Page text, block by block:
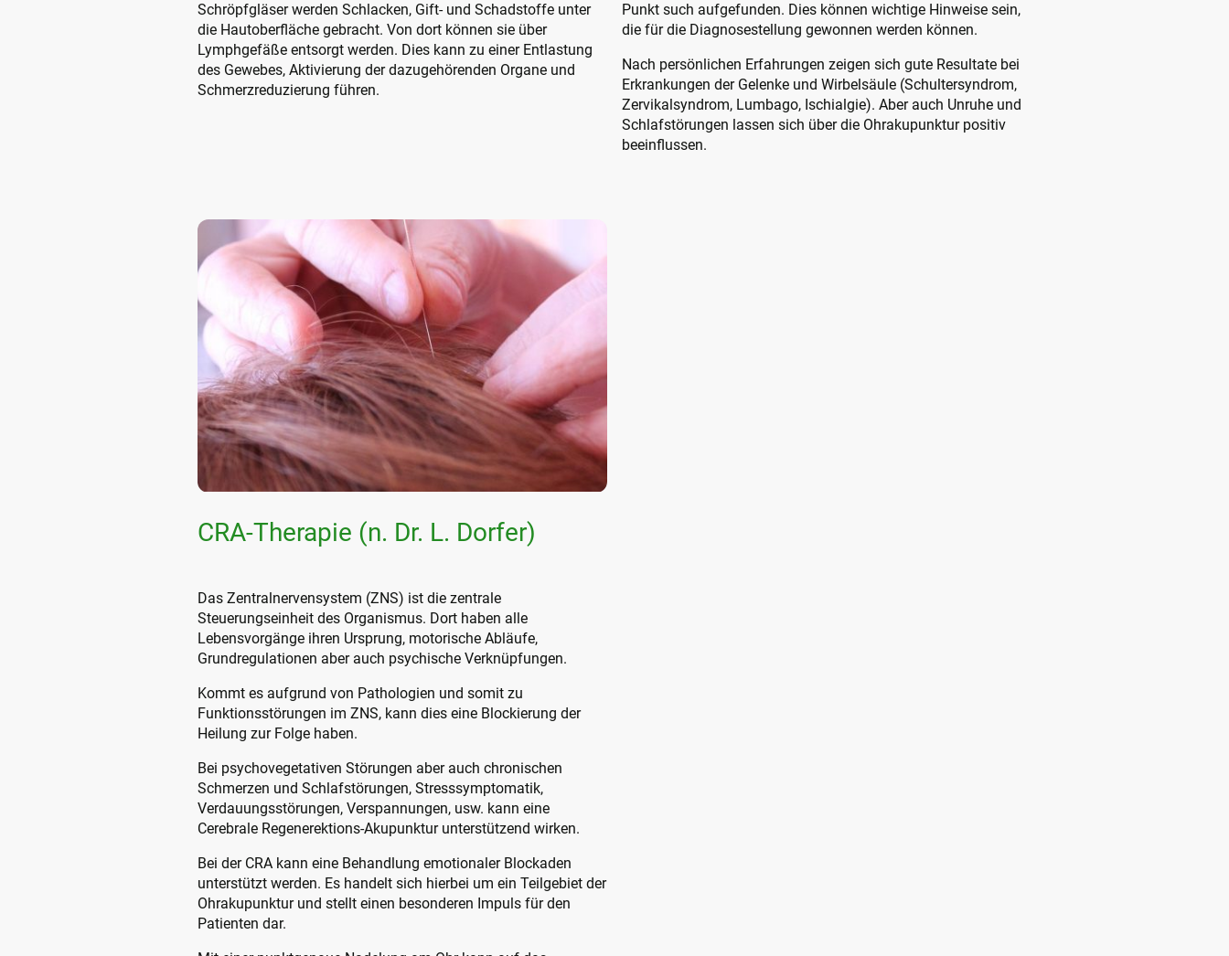
Schröpfgläser werden Schlacken, Gift- und Schadstoffe unter
die Hautoberfläche gebracht. Von dort können sie über
Lymphgefäße entsorgt werden. Dies kann zu einer Entlastung
des Gewebes, Aktivierung der dazugehörenden Organe und
Schmerzreduzierung führen.
Punkt such aufgefunden. Dies können wichtige Hinweise sein,
die für die Diagnosestellung gewonnen werden können.
Nach persönlichen Erfahrungen zeigen sich gute Resultate bei
Erkrankungen der Gelenke und Wirbelsäule (Schultersyndrom,
Zervikalsyndrom, Lumbago, Ischialgie). Aber auch Unruhe und
Schlafstörungen lassen sich über die Ohrakupunktur positiv
beeinflussen.
CRA-Therapie (n. Dr. L. Dorfer)
Das Zentralnervensystem (ZNS) ist die zentrale
Steuerungseinheit des Organismus. Dort haben alle
Lebensvorgänge ihren Ursprung, motorische Abläufe,
Grundregulationen aber auch psychische Verknüpfungen.
Kommt es aufgrund von Pathologien und somit zu
Funktionsstörungen im ZNS, kann dies eine Blockierung der
Heilung zur Folge haben.
Bei psychovegetativen Störungen aber auch chronischen
Schmerzen und Schlafstörungen, Stresssymptomatik,
Verdauungsstörungen, Verspannungen, usw. kann eine
Cerebrale Regenerektions-Akupunktur unterstützend wirken.
Bei der CRA kann eine Behandlung emotionaler Blockaden
unterstützt werden. Es handelt sich hierbei um ein Teilgebiet der
Ohrakupunktur und stellt einen besonderen Impuls für den
Patienten dar.